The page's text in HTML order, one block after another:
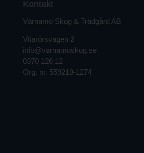
Kontakt
Värnamo Skog & Trädgård AB
Vitarörsvägen 2
info@varnamoskog.se
0370 126 12
Org. nr. 559218-1274